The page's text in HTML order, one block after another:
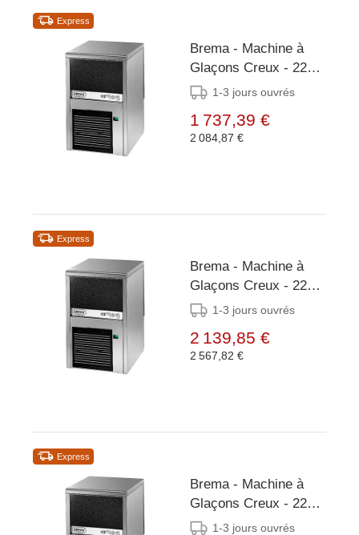
Express
Brema - Machine à
Glaçons Creux - 22
kg/24h - Réserve 4kg
1-3 jours ouvrés
1 737,39 €
2 084,87 €
Express
Brema - Machine à
Glaçons Creux - 22
kg/24h - Réserve 6kg
1-3 jours ouvrés
2 139,85 €
2 567,82 €
Express
Brema - Machine à
Glaçons Creux - 22
kg/24h - Réserve 6kg
1-3 jours ouvrés